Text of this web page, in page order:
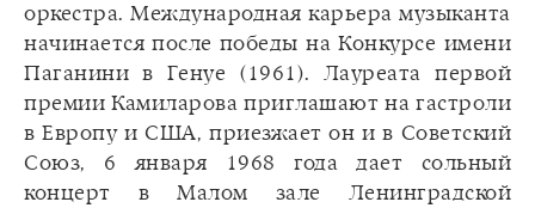
оркестра. Международная карьера музыканта
начинается после победы на Конкурсе имени
Паганини в Генуе (1961). Лауреата первой
премии Камиларова приглашают на гастроли
в Европу и США, приезжает он и в Советский
Союз, 6 января 1968 года дает сольный
концерт в Малом зале Ленинградской